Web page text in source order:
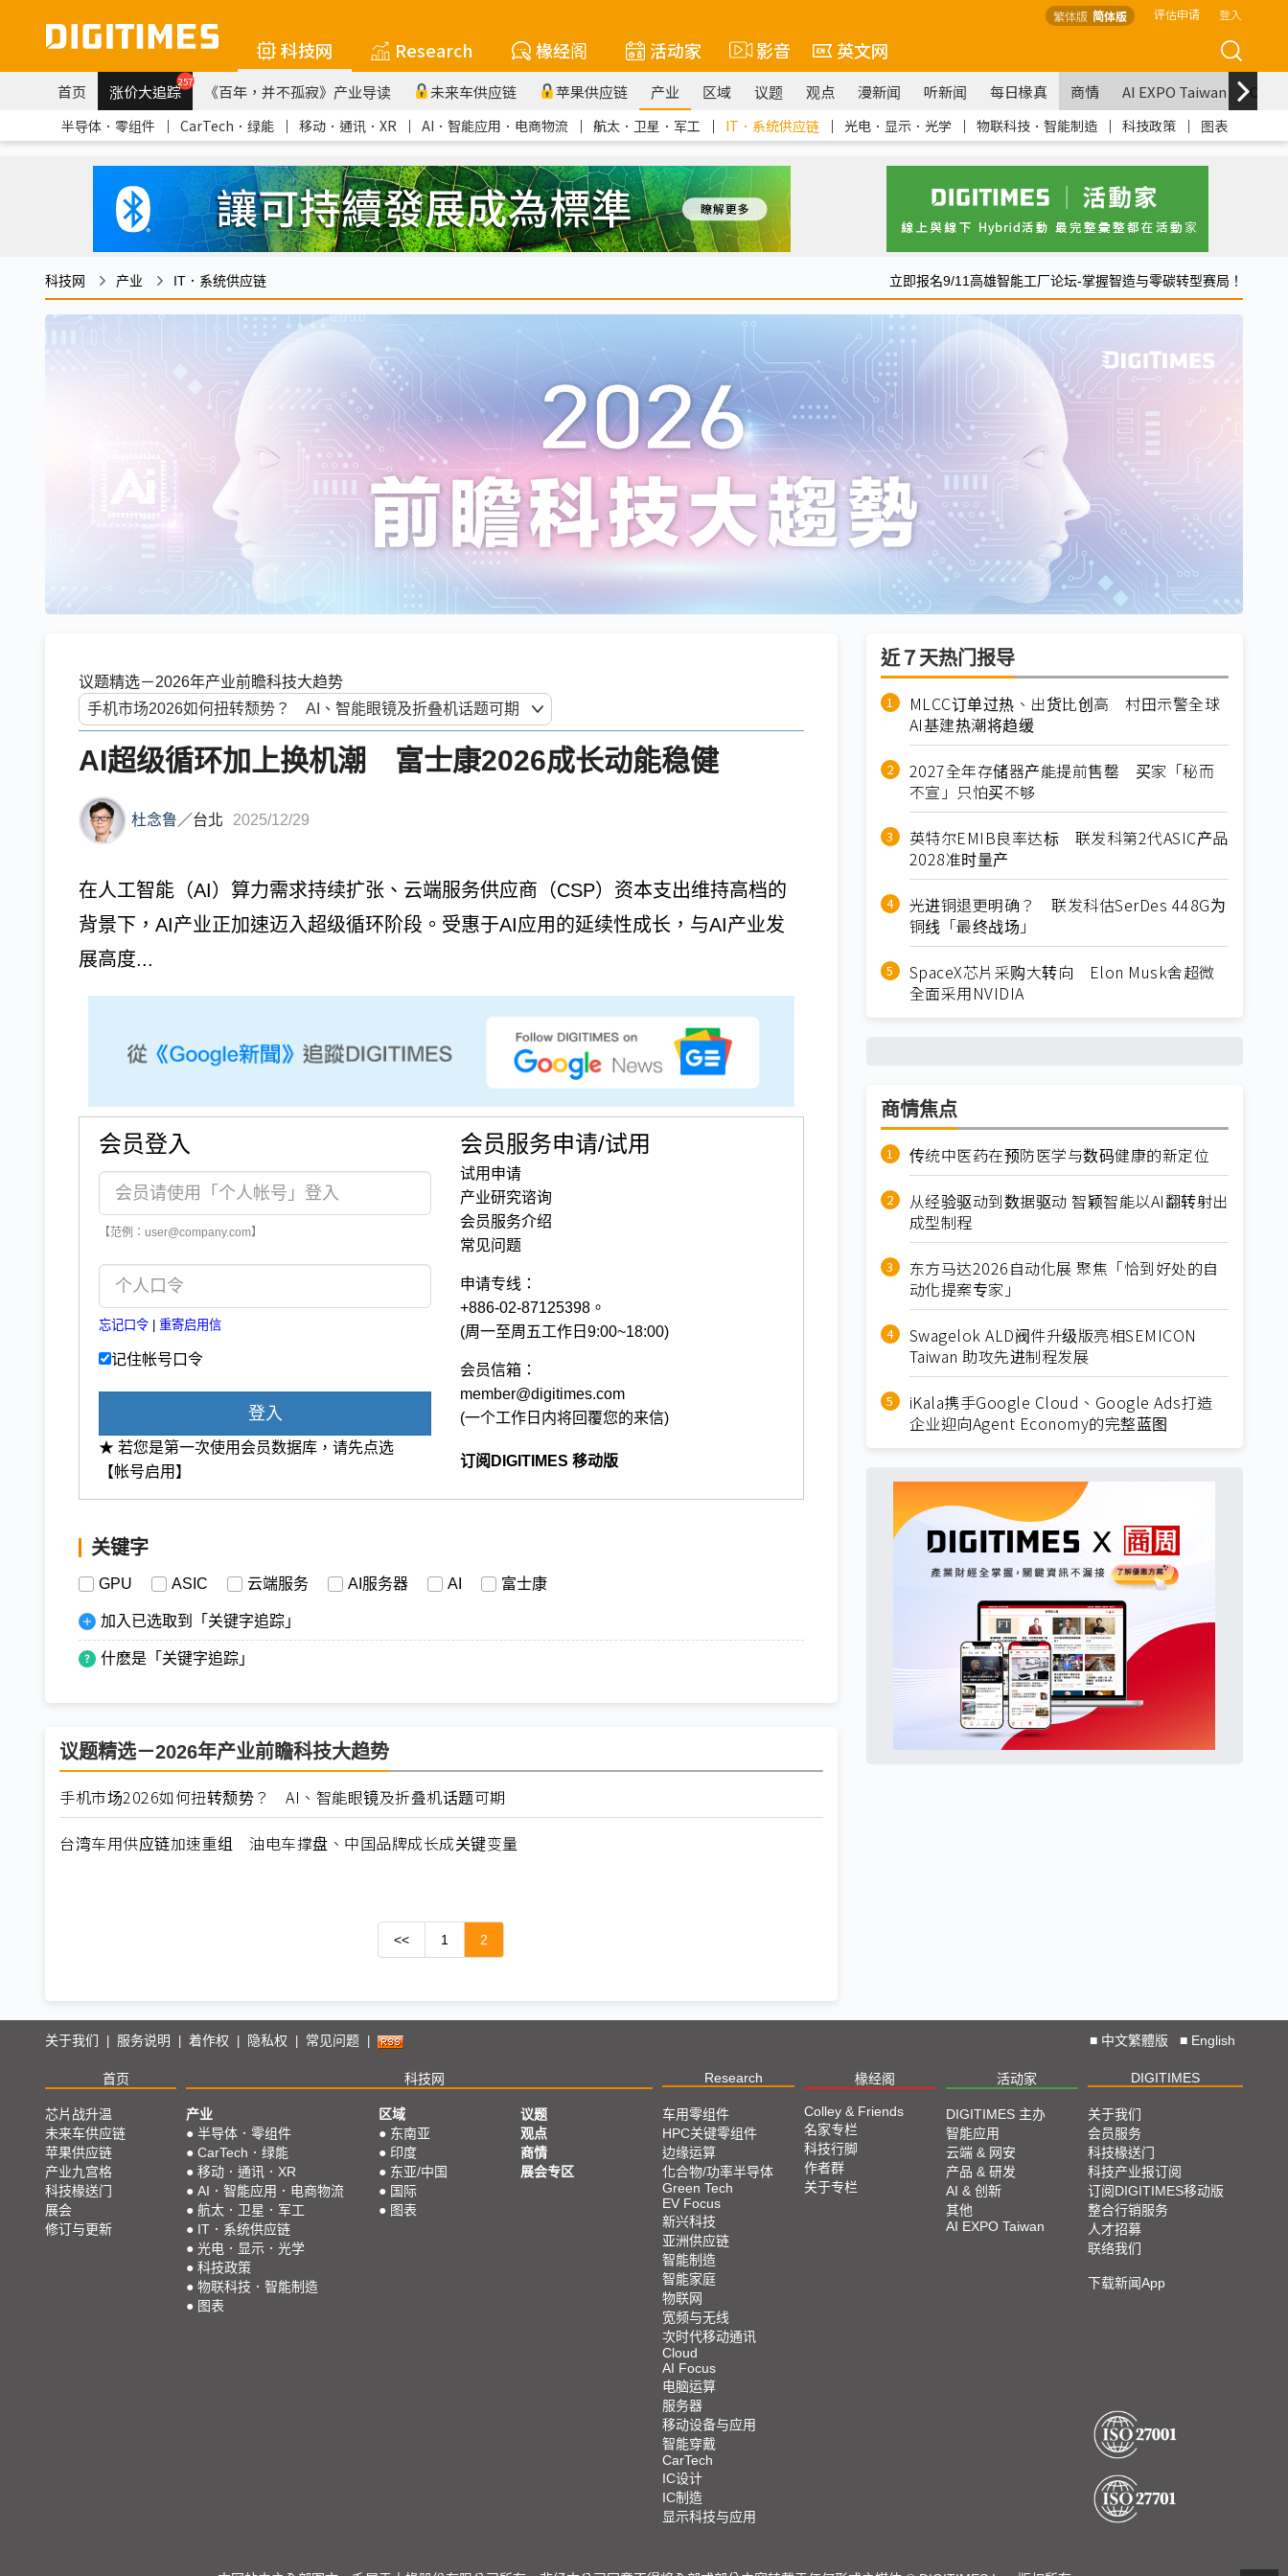
繁体版 简体版 评估申请 登入
科技网 Research 椽经阁 活动家 影音 英文网
首页 涨价大追踪257 《百年，并不孤寂》产业导读 未来车供应链 苹果供应链 产业 区域 议题 观点 漫新闻 听新闻 每日椽真 商情 AI EXPO Taiwan
半导体．零组件 ｜ CarTech．绿能 ｜ 移动．通讯．XR ｜ AI．智能应用．电商物流 ｜ 航太．卫星．军工 ｜ IT．系统供应链 ｜ 光电．显示．光学 ｜ 物联科技．智能制造 ｜ 科技政策 ｜ 图表
科技网 产业 IT．系统供应链 立即报名9/11高雄智能工厂论坛-掌握智造与零碳转型赛局！
议题精选－2026年产业前瞻科技大趋势
AI超级循环加上换机潮 富士康2026成长动能稳健
杜念鲁 ／台北 2025/12/29
在人工智能（AI）算力需求持续扩张、云端服务供应商（CSP）资本支出维持高档的
背景下，AI产业正加速迈入超级循环阶段。受惠于AI应用的延续性成长，与AI产业发
展高度...
会员登入
【范例：user@company.com】
忘记口令 重寄启用信
记住帐号口令
登入
★ 若您是第一次使用会员数据库，请先点选
【帐号启用】
会员服务申请/试用
试用申请
产业研究谘询
会员服务介绍
常见问题
申请专线：
+886-02-87125398。
(周一至周五工作日9:00~18:00)
会员信箱：
member@digitimes.com
(一个工作日内将回覆您的来信)
订阅DIGITIMES 移动版
关键字
GPU ASIC 云端服务 AI服务器 AI 富士康
加入已选取到「关键字追踪」
什麽是「关键字追踪」
议题精选－2026年产业前瞻科技大趋势
手机市场2026如何扭转颓势？ AI、智能眼镜及折叠机话题可期
台湾车用供应链加速重组 油电车撑盘、中国品牌成长成关键变量
<< 1 2
近７天热门报导
MLCC订单过热、出货比创高 村田示警全球
AI基建热潮将趋缓
2027全年存储器产能提前售罄 买家「秘而
不宣」只怕买不够
英特尔EMIB良率达标 联发科第2代ASIC产品
2028准时量产
光进铜退更明确？ 联发科估SerDes 448G为
铜线「最终战场」
SpaceX芯片采购大转向 Elon Musk舍超微
全面采用NVIDIA
商情焦点
传统中医药在预防医学与数码健康的新定位
从经验驱动到数据驱动 智颖智能以AI翻转射出
成型制程
东方马达2026自动化展 聚焦「恰到好处的自
动化提案专家」
Swagelok ALD阀件升级版亮相SEMICON
Taiwan 助攻先进制程发展
iKala携手Google Cloud、Google Ads打造
企业迎向Agent Economy的完整蓝图
关于我们 服务说明 着作权 隐私权 常见问题 ■ 中文繁體版 ■ English
首页 科技网 Research 椽经阁 活动家 DIGITIMES
芯片战升温
未来车供应链
苹果供应链
产业九宫格
科技椽送门
展会
修订与更新
产业
● 半导体．零组件
● CarTech．绿能
● 移动．通讯．XR
● AI．智能应用．电商物流
● 航太．卫星．军工
● IT．系统供应链
● 光电．显示．光学
● 科技政策
● 物联科技．智能制造
● 图表
区域
● 东南亚
● 印度
● 东亚/中国
● 国际
● 图表
议题
观点
商情
展会专区
车用零组件
HPC关键零组件
边缘运算
化合物/功率半导体
Green Tech
EV Focus
新兴科技
亚洲供应链
智能制造
智能家庭
物联网
宽频与无线
次时代移动通讯
Cloud
AI Focus
电脑运算
服务器
移动设备与应用
智能穿戴
CarTech
IC设计
IC制造
显示科技与应用
Colley & Friends
名家专栏
科技行脚
作者群
关于专栏
DIGITIMES 主办
智能应用
云端 & 网安
产品 & 研发
AI & 创新
其他
AI EXPO Taiwan
关于我们
会员服务
科技椽送门
科技产业报订阅
订阅DIGITIMES移动版
整合行销服务
人才招募
联络我们
下载新闻App